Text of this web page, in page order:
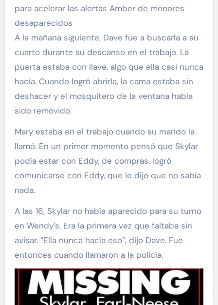
para acelerar las alertas Amber de menores
desaparecidos
A la mañana siguiente, Dave fue a buscarla a su
cuarto durante su descanso en el trabajo. La
puerta estaba con llave, algo que ella casi nunca
hacía. Cuando logró abrirla, la cama estaba sin
deshacer y el mosquitero de la ventana había
sido removido.
Mary estaba en el trabajo cuando su marido la
llamó. En un primer momento pensó que Skylar
podía estar con Eddy, de compras. logró
comunicarse con Eddy, que le dijo que no sabía
nada.
A las 16, Skylar no había aparecido para su turno
en Wendy’s. Era la primera vez que faltaba sin
avisar. “Ella nunca hacía eso”, dijo Dave. Fue
entonces cuando llamaron a la policía.